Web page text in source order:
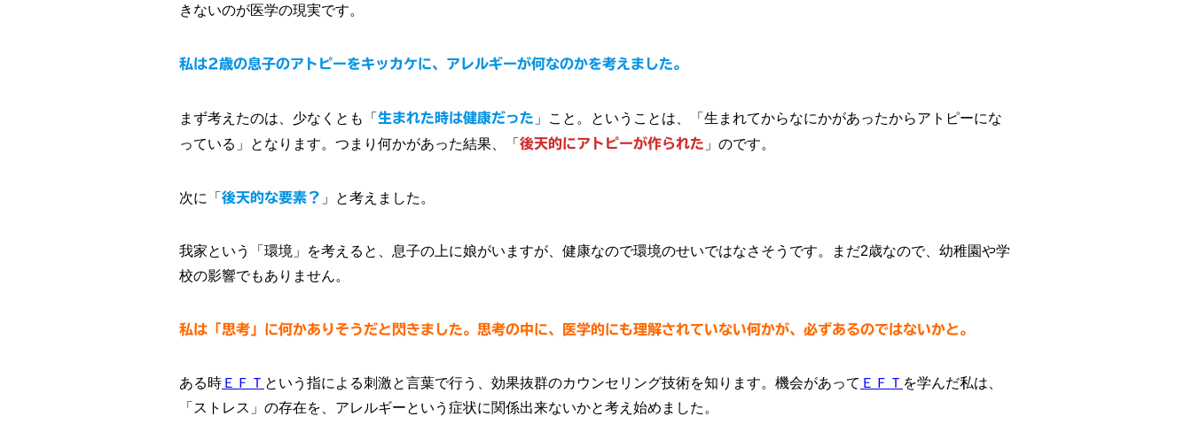
きないのが医学の現実です。
私は2歳の息子のアトピーをキッカケに、アレルギーが何なのかを考えました。
まず考えたのは、少なくとも「 生まれた時は健康だった 」こと。ということは、「生まれてからなにかがあったからアトピーにな
っている」となります。つまり何かがあった結果、「 後天的にアトピーが作られた 」のです。
次に「 後天的な要素？ 」と考えました。
我家という「環境」を考えると、息子の上に娘がいますが、健康なので環境のせいではなさそうです。まだ2歳なので、幼稚園や学
校の影響でもありません。
私は「思考」に何かありそうだと閃きました。思考の中に、医学的にも理解されていない何かが、必ずあるのではないかと。
ある時 ＥＦＴ という指による刺激と言葉で行う、効果抜群のカウンセリング技術を知ります。機会があって ＥＦＴ を学んだ私は、
「ストレス」の存在を、アレルギーという症状に関係出来ないかと考え始めました。